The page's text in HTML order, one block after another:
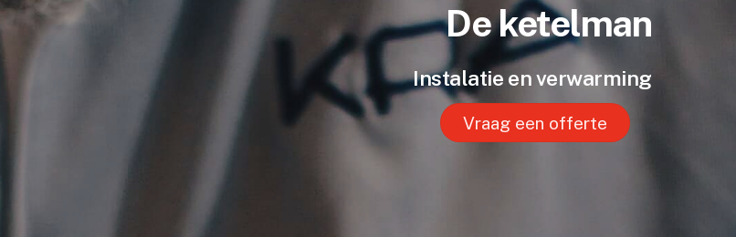
De ketelman
Instalatie en verwarming
Vraag een offerte